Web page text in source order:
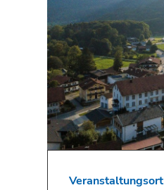
Veranstaltungsort